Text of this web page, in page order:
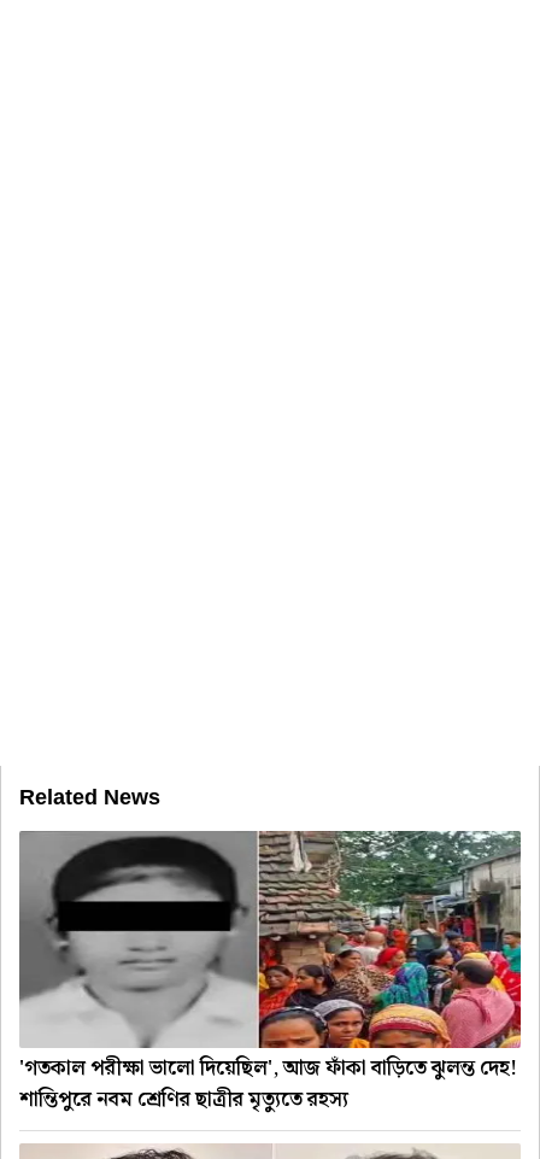
Related News
'গতকাল পরীক্ষা ভালো দিয়েছিল', আজ ফাঁকা বাড়িতে ঝুলন্ত দেহ!
শান্তিপুরে নবম শ্রেণির ছাত্রীর মৃত্যুতে রহস্য